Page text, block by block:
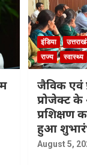
इंडिया
राज्य
स्वास्थ्य
जैविक एवं
प्रोजेक्ट के
प्रशिक्षण
हुआ
August 5,